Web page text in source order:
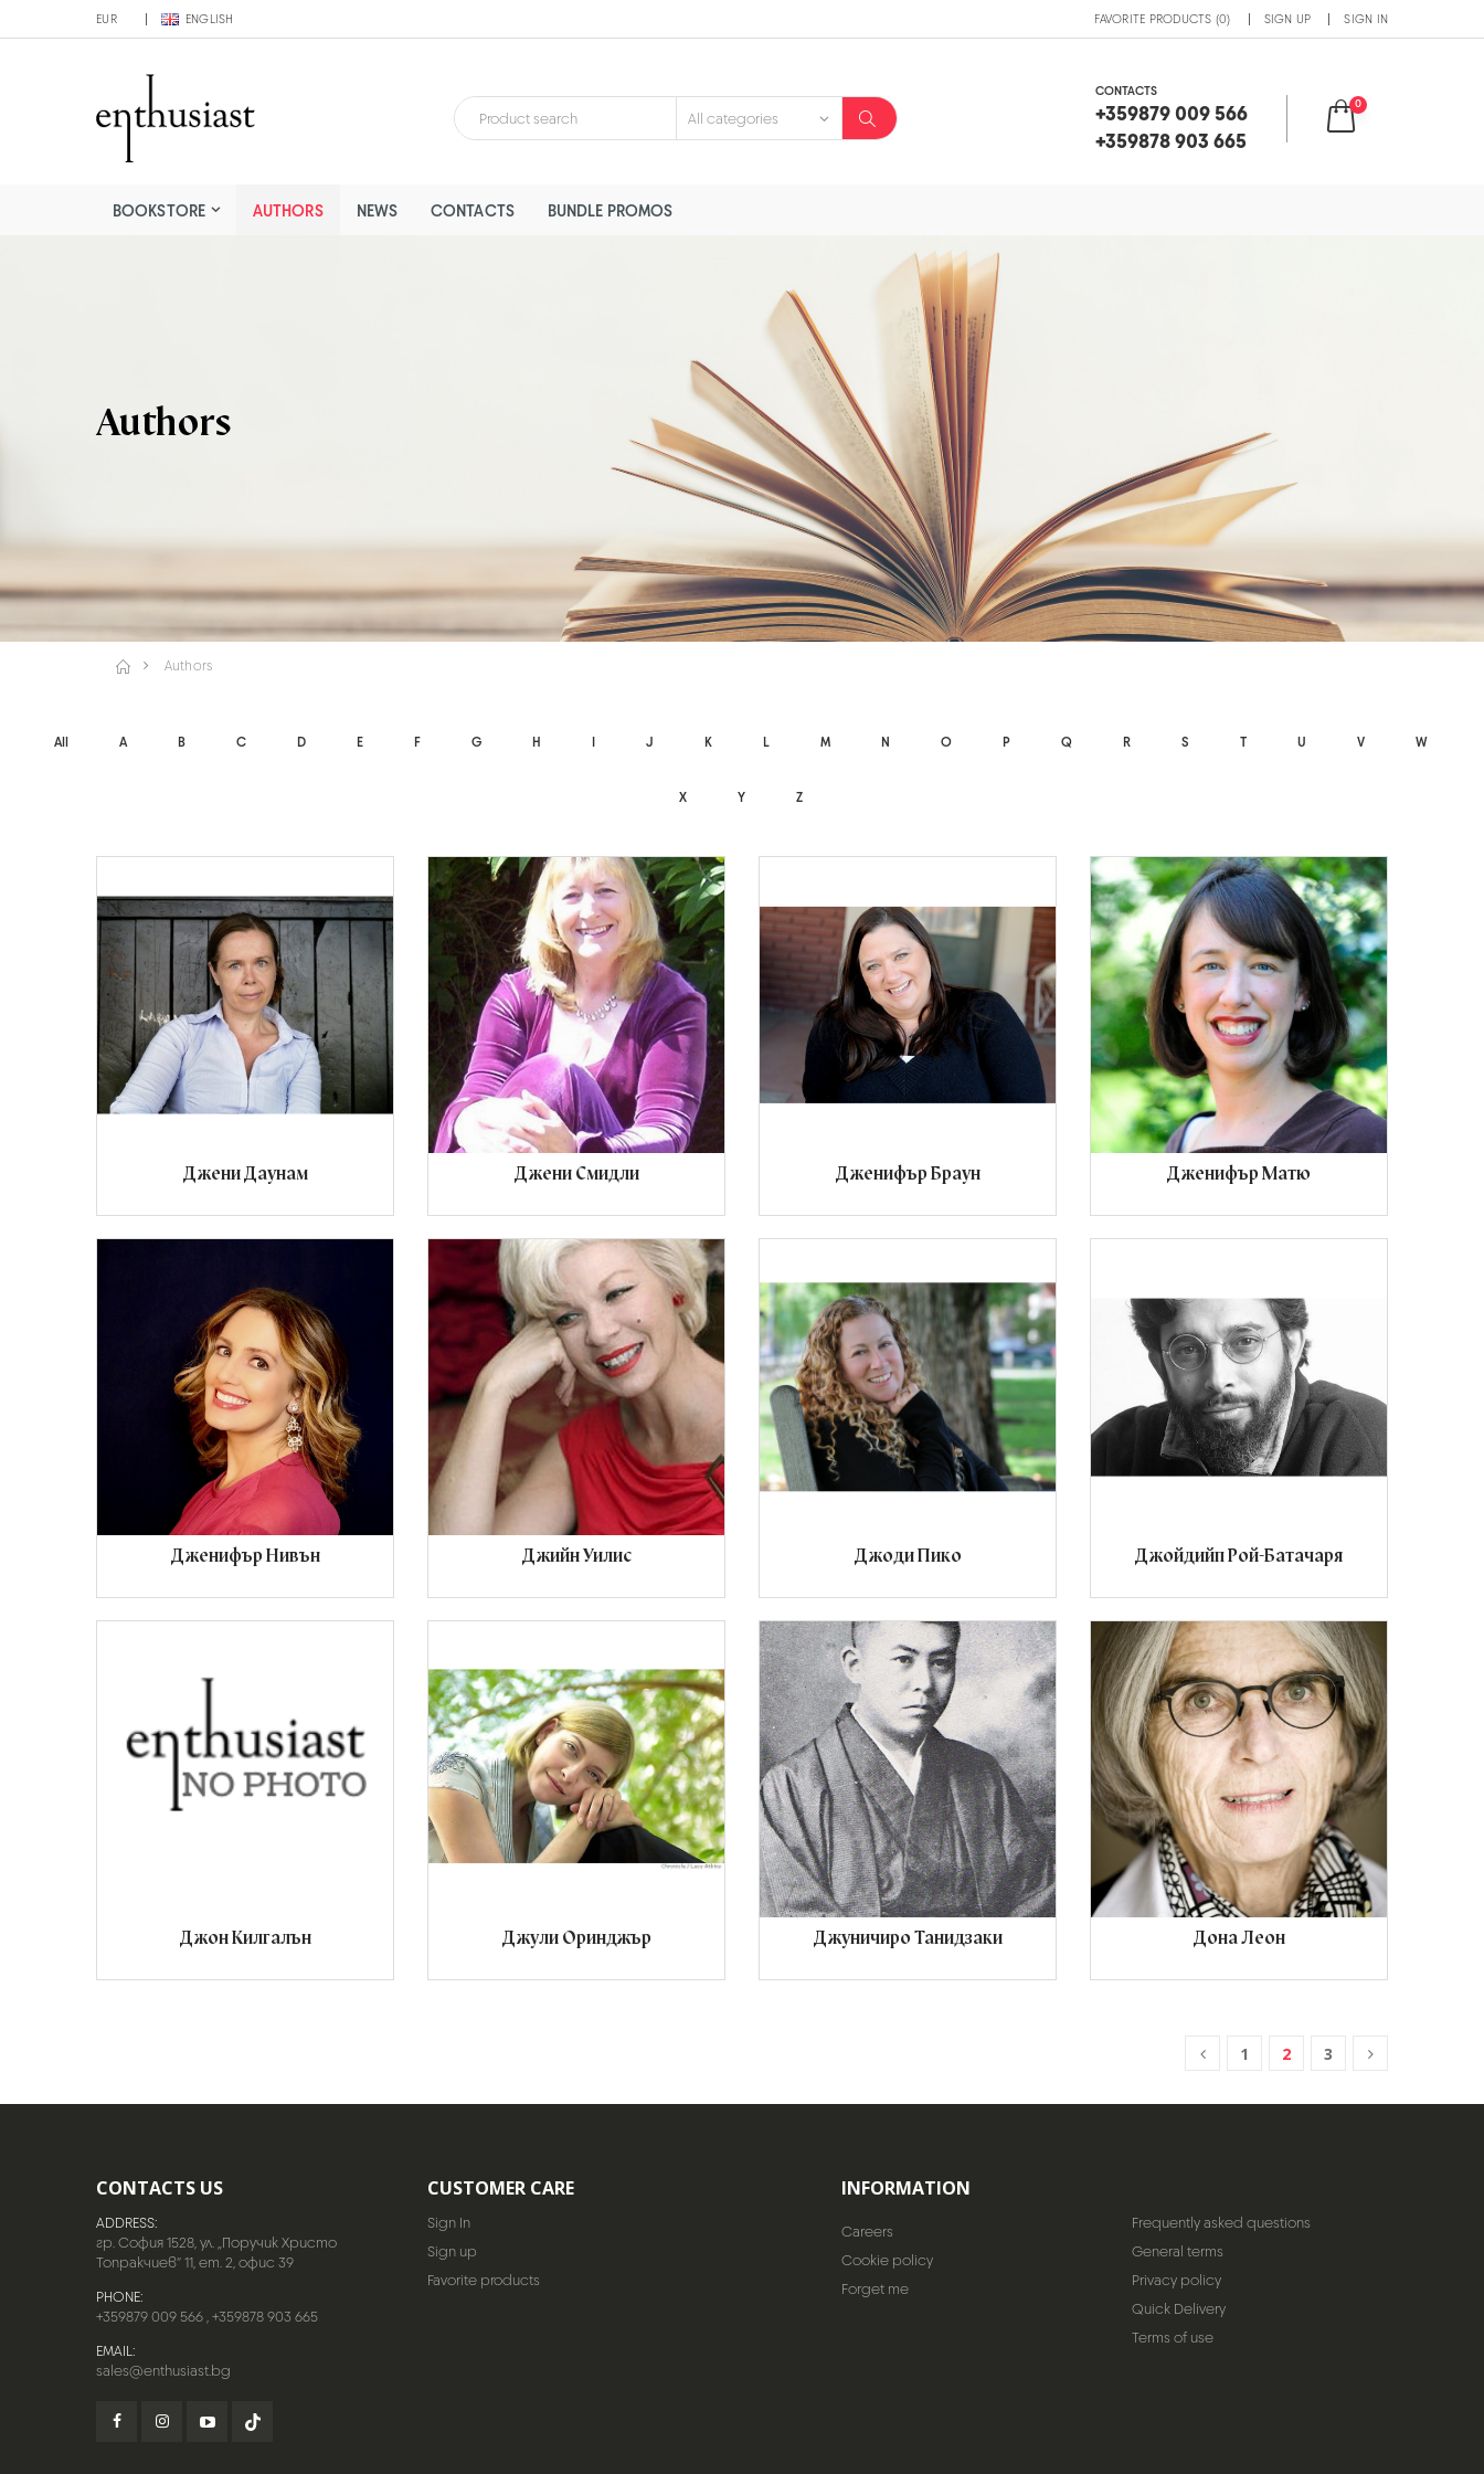
EUR ENGLISH FAVORITE PRODUCTS (0) SIGN UP SIGN IN
CONTACTS
+359879 009 566
+359878 903 665
0
BOOKSTORE AUTHORS NEWS CONTACTS BUNDLE PROMOS
Authors
Authors
All A B C D E F G H I J K L M N O P Q R S T U V W
X Y Z
Джени Даунам Джени Смидли Дженифър Браун Дженифър Матю
Дженифър Нивън Джийн Уилис Джоди Пико Джойдийп Рой-Батачаря
Джон Килгалън Джули Оринджър Джуничиро Танидзаки Дона Леон
1 2 3
CONTACTS US
ADDRESS:
гр. София 1528, ул. „Поручик Христо
Топракчиев“ 11, ет. 2, офис 39
PHONE:
+359879 009 566,+359878 903 665
EMAIL:
sales@enthusiast.bg
CUSTOMER CARE
Sign In
Sign up
Favorite products
INFORMATION
Careers
Cookie policy
Forget me
Frequently asked questions
General terms
Privacy policy
Quick Delivery
Terms of use